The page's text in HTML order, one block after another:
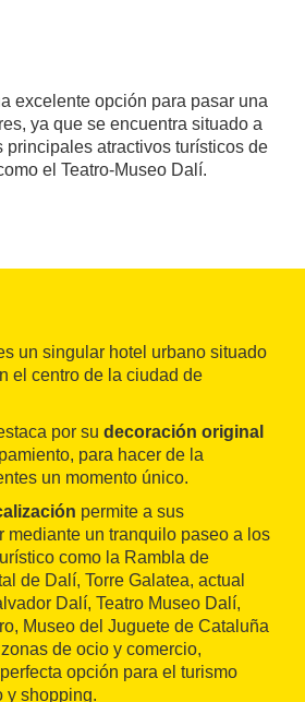
excelente opción para pasar una
ya que se encuentra situado a
principales atractivos turísticos de
el Teatro-Museo Dalí.
un singular hotel urbano situado
el centro de la ciudad de
por su decoración original
para hacer de la
un momento único.
permite a sus
mediante un tranquilo paseo a los
como la Rambla de
de Dalí, Torre Galatea, actual
Dalí, Teatro Museo Dalí,
Museo del Juguete de Cataluña
de ocio y comercio,
opción para el turismo
y shopping.